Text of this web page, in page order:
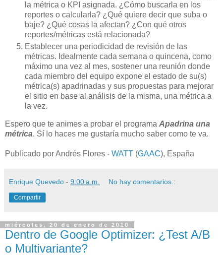
la métrica o KPI asignada. ¿Cómo buscarla en los
reportes o calcularla? ¿Qué quiere decir que suba o
baje? ¿Qué cosas la afectan? ¿Con qué otros
reportes/métricas está relacionada?
Establecer una periodicidad de revisión de las
métricas. Idealmente cada semana o quincena, como
máximo una vez al mes, sostener una reunión donde
cada miembro del equipo expone el estado de su(s)
métrica(s) apadrinadas y sus propuestas para mejorar
el sitio en base al análisis de la misma, una métrica a
la vez.
Espero que te animes a probar el programa Apadrina una
métrica. Sí lo haces me gustaría mucho saber como te va.
Publicado por Andrés Flores - WATT (GAAC), España
Enrique Quevedo - 9:00 a.m. No hay comentarios.:
Compartir
miércoles, 20 de enero de 2010
Dentro de Google Optimizer: ¿Test A/B
o Multivariante?